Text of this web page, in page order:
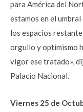
para América del
estamos en el
los espacios
orgullo y optimismo
vigor ese tratado»,
Palacio Nacional.
Viernes 25 de